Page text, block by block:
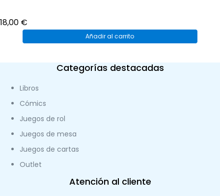
18,00 €
Añadir al carrito
Categorías destacadas
Libros
Cómics
Juegos de rol
Juegos de mesa
Juegos de cartas
Outlet
Atención al cliente